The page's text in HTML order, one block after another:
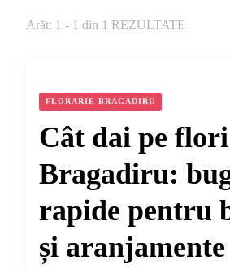
Arăt: 1 - 1 din 1 REZULTATE
FLORARIE BRAGADIRU
Cât dai pe
Bragadiru:
rapide pentru
și aranjamente